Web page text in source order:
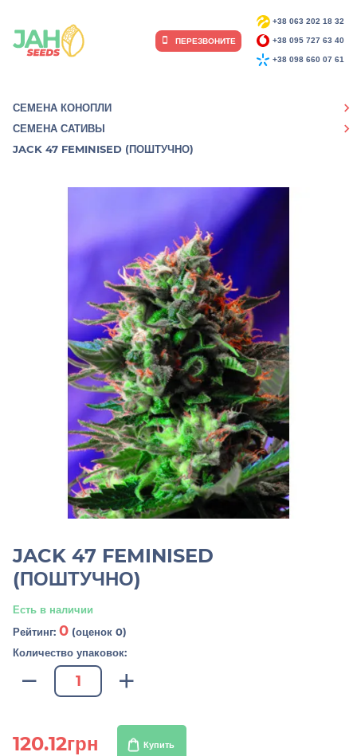
+38 063 202 18 32
+38 095 727 63 40
+38 098 660 07 61
ПЕРЕЗВОНИТЕ
СЕМЕНА КОНОПЛИ
СЕМЕНА САТИВЫ
JACK 47 FEMINISED (ПОШТУЧНО)
JACK 47 FEMINISED
(ПОШТУЧНО)
Есть в наличии
Рейтинг: 0 (оценок 0)
Количество упаковок:
120.12грн Купить